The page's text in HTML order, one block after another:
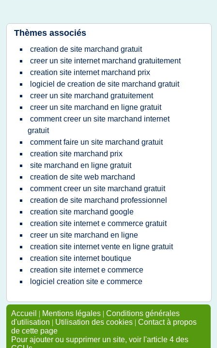
Thèmes associés
creation de site marchand gratuit
creer un site internet marchand gratuitement
creation site internet marchand prix
logiciel de creation de site marchand gratuit
creer un site marchand gratuitement
creer un site marchand en ligne gratuit
comment creer un site marchand internet
gratuit
comment faire un site marchand gratuit
creation site marchand prix
site marchand en ligne gratuit
creation de site web marchand
comment creer un site marchand gratuit
creation de site marchand professionnel
creation site marchand google
creation site internet e commerce gratuit
creer un site marchand en ligne
creation site internet vente en ligne gratuit
creation site internet boutique
creation site internet e commerce
logiciel creation site e commerce
Accueil | Mentions légales | Conditions générales
d'utilisation | Utilisation des cookies | Contact à propos
de cette page
Pour ajouter ou supprimer un site, voir l'article 4 des